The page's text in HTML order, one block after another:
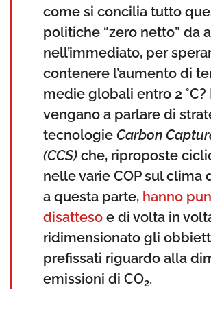
come si concilia tutto
politiche “zero netto” da
nell’immediato, per
contenere l’aumento di
medie globali entro 2 °C?
vengano a parlare di
tecnologie Carbon
(CCS) che, riproposte
nelle varie COP sul clima
a questa parte, hanno
disatteso e di volta in
ridimensionato gli
prefissati riguardo alla
emissioni di CO2.